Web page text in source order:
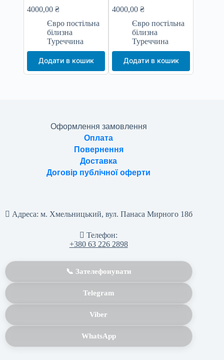
4000,00₴
Євро постільна
білизна
Туреччина
Додати в кошик
4000,00₴
Євро постільна
білизна
Туреччина
Додати в кошик
Оформлення замовлення
Оплата
Повернення
Доставка
Договір публічної оферти
Адреса: м. Хмельницький, вул. Панаса Мирного 18б
Телефон:
+380 63 226 2898
📞 Зателефонувати
Telegram
Viber
WhatsApp